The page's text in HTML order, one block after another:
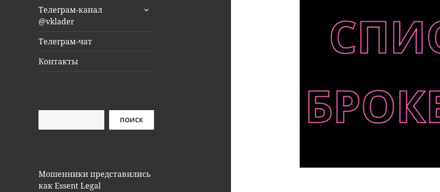
Телеграм-канал
@vklader
раскрыть
Телеграм-чат
Контакты
ПОИСК
Мошенники представились
как Essent Legal